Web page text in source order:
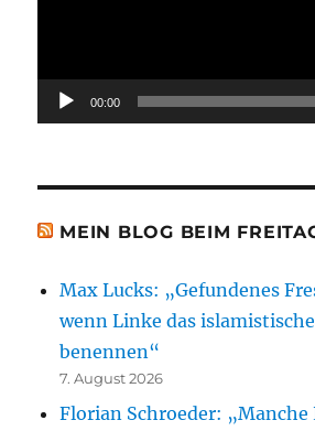
00:00
MEIN BLOG BEIM
Max Lucks: „Gefundenes
wenn Linke das
benennen“
7. August 2026
Florian Schroeder: